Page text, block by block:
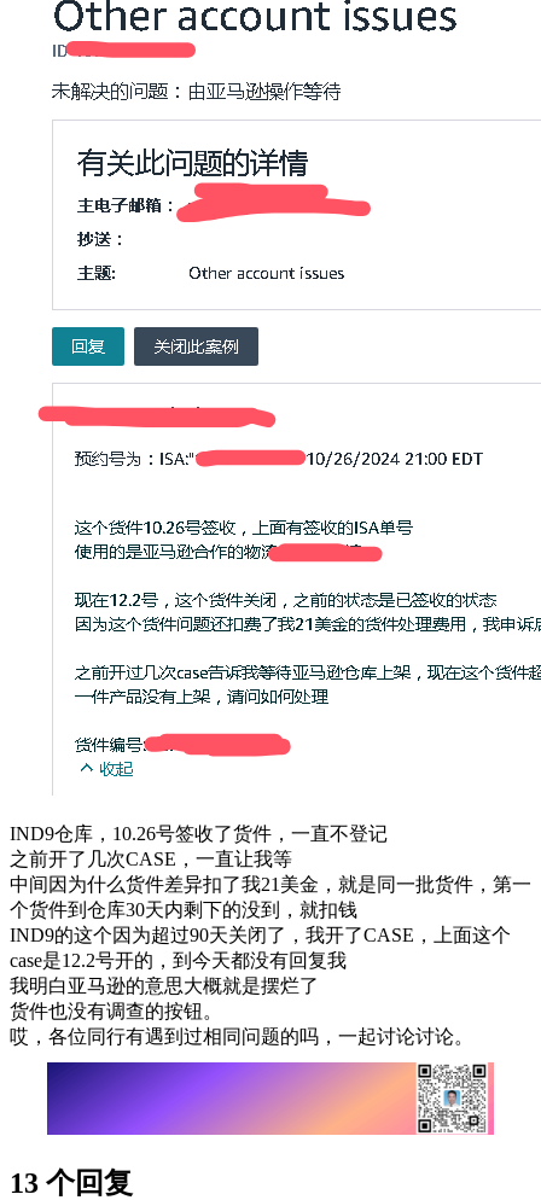
IND9仓库，10.26号签收了货件，一直不登记
之前开了几次CASE，一直让我等
中间因为什么货件差异扣了我21美金，就是同一批货件，第一
个货件到仓库30天内剩下的没到，就扣钱
IND9的这个因为超过90天关闭了，我开了CASE，上面这个
case是12.2号开的，到今天都没有回复我
我明白亚马逊的意思大概就是摆烂了
货件也没有调查的按钮。
哎，各位同行有遇到过相同问题的吗，一起讨论讨论。
13 个回复